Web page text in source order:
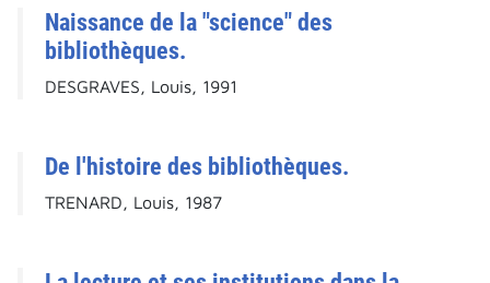
Naissance de la "science" des
bibliothèques.
DESGRAVES, Louis, 1991
De l'histoire des bibliothèques.
TRENARD, Louis, 1987